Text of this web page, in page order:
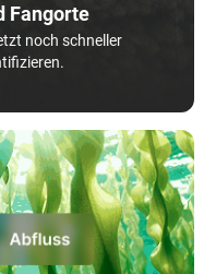
Fangorte
noch schneller